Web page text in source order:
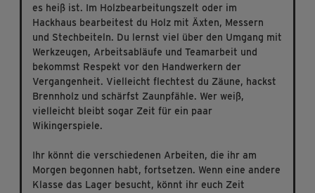
es heiß ist. Im Holzbearbeitungszelt oder im
Hackhaus bearbeitest du Holz mit Äxten, Messern
und Stechbeiteln. Du lernst viel über den Umgang mit
Werkzeugen, Arbeitsabläufe und Teamarbeit und
bekommst Respekt vor den Handwerkern der
Vergangenheit. Vielleicht flechtest du Zäune, hackst
Brennholz und schärfst Zaunpfähle. Wer weiß,
vielleicht bleibt sogar Zeit für ein paar
Wikingerspiele.
Ihr könnt die verschiedenen Arbeiten, die ihr am
Morgen begonnen habt, fortsetzen. Wenn eine andere
Klasse das Lager besucht, könnt ihr euch Zeit